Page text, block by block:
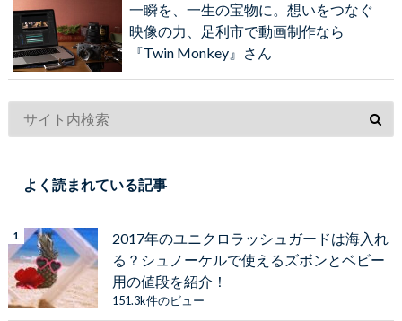
一瞬を、一生の宝物に。想いをつなぐ
映像の力、足利市で動画制作なら
『Twin Monkey』さん
よく読まれている記事
2017年のユニクロラッシュガードは海入れ
る？シュノーケルで使えるズボンとベビー
用の値段を紹介！
151.3k件のビュー